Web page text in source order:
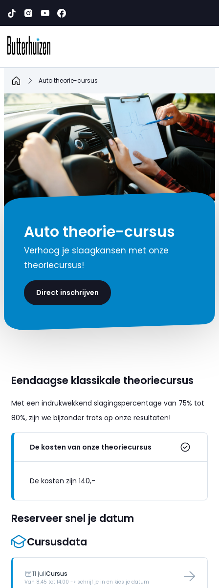
Home Auto theorie-cursus
Auto theorie-cursus
Verhoog je slaagkansen met onze
theoriecursus!
Direct inschrijven
Eendaagse klassikale theoriecursus
Met een indrukwekkend slagingspercentage van 75% tot
80%, zijn we bijzonder trots op onze resultaten!
De kosten van onze theoriecursus
De kosten zijn 140,-
Reserveer snel je datum
Cursusdata
11 juliCursus
Van 8.45 tot 14.00 -> schrijf je in en kies je datum